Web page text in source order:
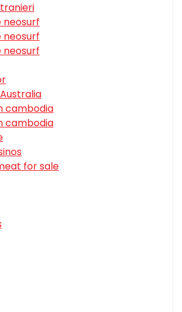
neosurf
neosurf
neosurf
cambodia
cambodia
for sale